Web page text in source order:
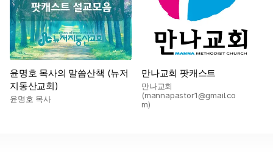
윤명호 목사의 말씀산책 (뉴저
지동산교회)
윤명호 목사
만나교회 팟캐스트
만나교회
(mannapastor1@gmail.co
m)